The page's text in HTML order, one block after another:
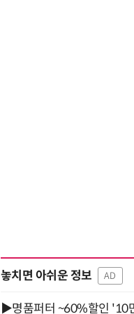
놓치면 아쉬운 정보 AD
▶명품퍼터 ~60%할인 '10